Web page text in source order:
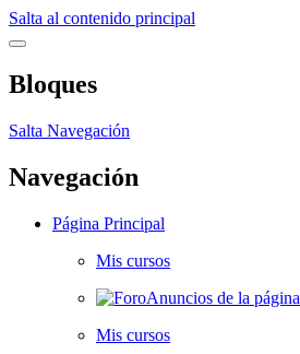
Salta al contenido principal
Bloques
Salta Navegación
Navegación
Página Principal
Mis cursos
Anuncios de la página
Mis cursos